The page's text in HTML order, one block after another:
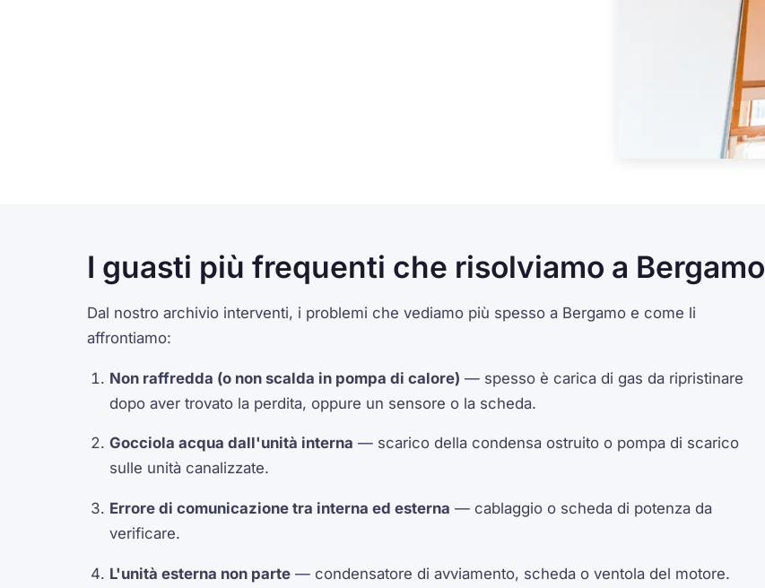
I guasti più frequenti che risolviamo a Bergamo
Dal nostro archivio interventi, i problemi che vediamo più spesso a Bergamo e come li
affrontiamo:
Non raffredda (o non scalda in pompa di calore) — spesso è carica di gas da ripristinare
dopo aver trovato la perdita, oppure un sensore o la scheda.
Gocciola acqua dall'unità interna — scarico della condensa ostruito o pompa di scarico
sulle unità canalizzate.
Errore di comunicazione tra interna ed esterna — cablaggio o scheda di potenza da
verificare.
L'unità esterna non parte — condensatore di avviamento, scheda o ventola del motore.